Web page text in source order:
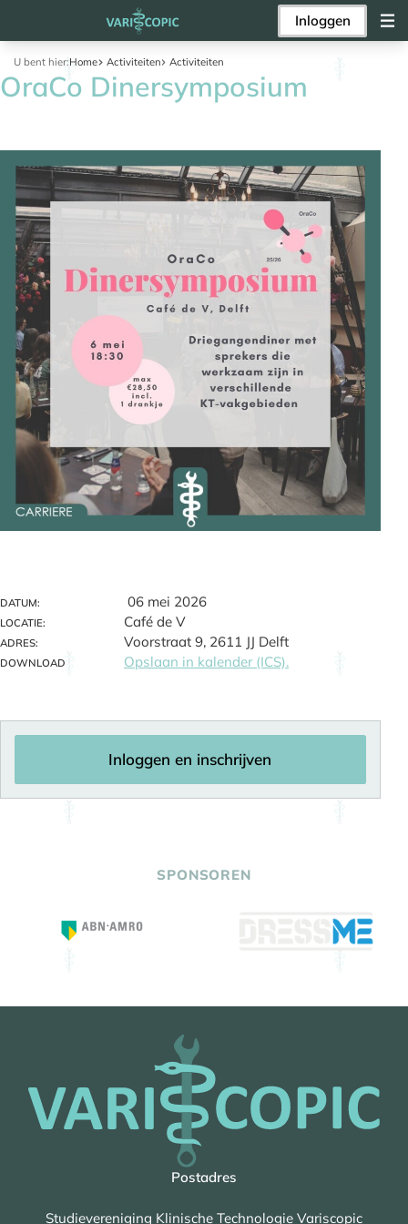
Inloggen
U bent hier:Home Activiteiten Activiteiten
OraCo Dinersymposium
DATUM: 06 mei 2026
LOCATIE: Café de V
ADRES: Voorstraat 9, 2611 JJ Delft
DOWNLOAD Opslaan in kalender (ICS).
Inloggen en inschrijven
SPONSOREN
Postadres
Studievereniging Klinische Technologie Variscopic